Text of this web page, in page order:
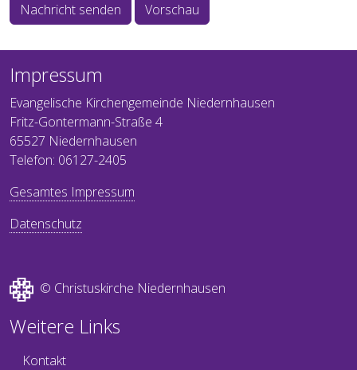
Nachricht senden Vorschau
Impressum
Evangelische Kirchengemeinde Niedernhausen
Fritz-Gontermann-Straße 4
65527 Niedernhausen
Telefon: 06127-2405
Gesamtes Impressum
Datenschutz
© Christuskirche Niedernhausen
Weitere Links
Kontakt